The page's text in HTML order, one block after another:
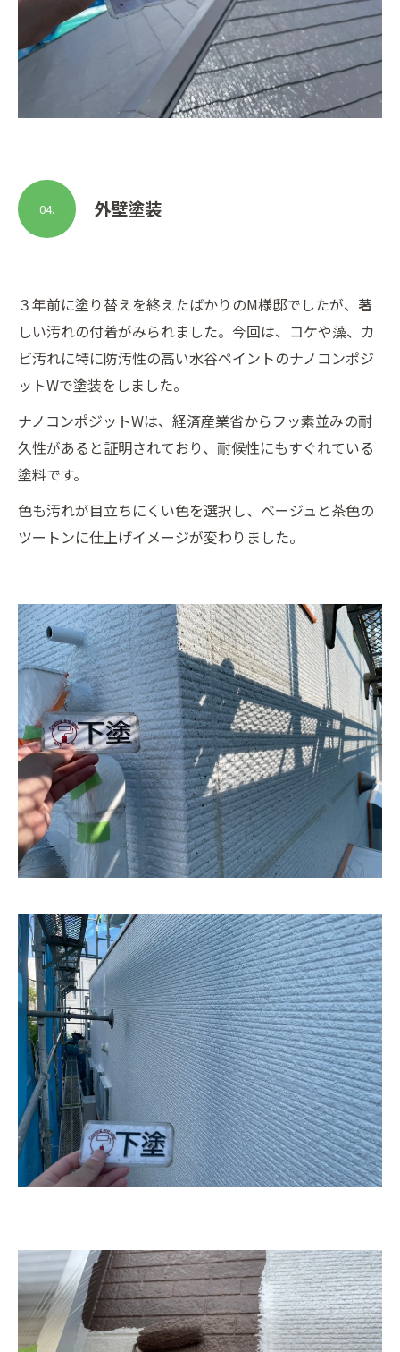
外壁塗装
04.
３年前に塗り替えを終えたばかりのM様邸でしたが、著
しい汚れの付着がみられました。今回は、コケや藻、カ
ビ汚れに特に防汚性の高い水谷ペイントのナノコンポジ
ットWで塗装をしました。
ナノコンポジットWは、経済産業省からフッ素並みの耐
久性があると証明されており、耐候性にもすぐれている
塗料です。
色も汚れが目立ちにくい色を選択し、ベージュと茶色の
ツートンに仕上げイメージが変わりました。